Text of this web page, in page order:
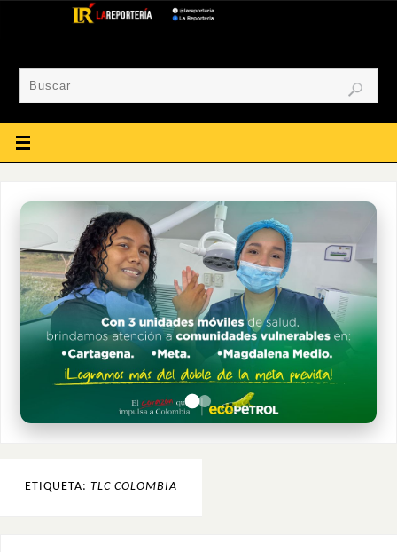
ETIQUETA: TLC COLOMBIA